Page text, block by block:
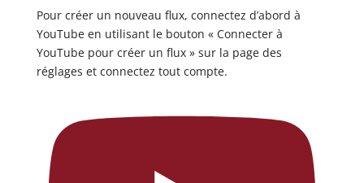
Pour créer un nouveau flux, connectez d’abord à
YouTube en utilisant le bouton « Connecter à
YouTube pour créer un flux » sur la page des
réglages et connectez tout compte.